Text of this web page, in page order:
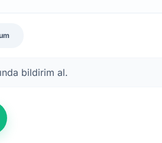
bildirim al.